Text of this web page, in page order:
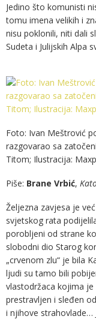
Jedino što komunisti
tomu imena velikih i
nisu poklonili, niti dali
Sudeta i Julijskih Alpa
Foto: Ivan Meštrović
razgovarao sa
Titom; Ilustracija:
Piše: Brane Vrbić,
Željezna zavjesa je
svjetskog rata
porobljeni od strane
slobodni dio Starog
„crvenom zlu“ je bila
ljudi su tamo bili
vlastodržaca kojima je
prestravljen i sleđen
i njihove strahovlade…